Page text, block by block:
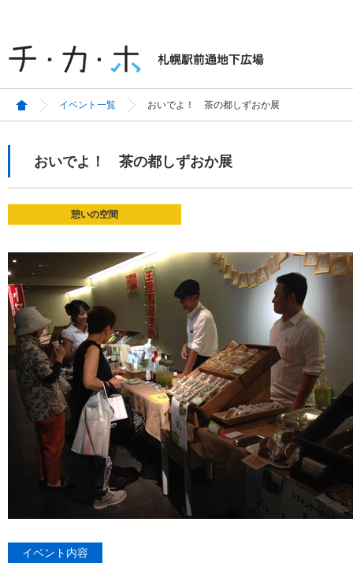
イベント一覧 おいでよ！ 茶の都しずおか展
おいでよ！ 茶の都しずおか展
憩いの空間
イベント内容